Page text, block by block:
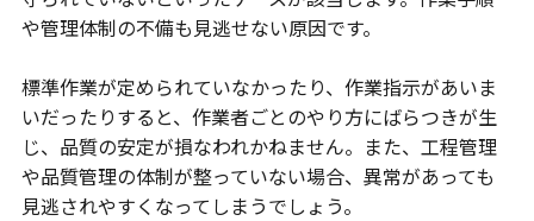
や管理体制の不備も見逃せない原因です。
標準作業が定められていなかったり、作業指示があいま
いだったりすると、作業者ごとのやり方にばらつきが生
じ、品質の安定が損なわれかねません。また、工程管理
や品質管理の体制が整っていない場合、異常があっても
見逃されやすくなってしまうでしょう。